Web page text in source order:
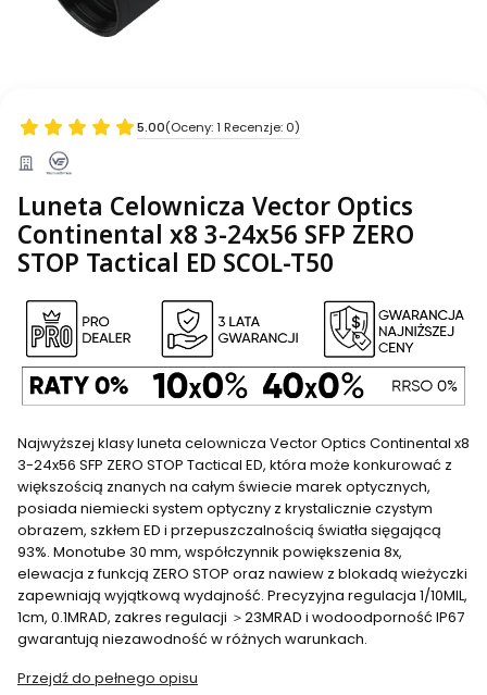
5.00(Oceny: 1 Recenzje: 0)
Luneta Celownicza Vector Optics
Continental x8 3-24x56 SFP ZERO
STOP Tactical ED SCOL-T50
Najwyższej klasy luneta celownicza Vector Optics Continental x8
3-24x56 SFP ZERO STOP Tactical ED, która może konkurować z
większością znanych na całym świecie marek optycznych,
posiada niemiecki system optyczny z krystalicznie czystym
obrazem, szkłem ED i przepuszczalnością światła sięgającą
93%. Monotube 30 mm, współczynnik powiększenia 8x,
elewacja z funkcją ZERO STOP oraz nawiew z blokadą wieżyczki
zapewniają wyjątkową wydajność. Precyzyjna regulacja 1/10MIL,
1cm, 0.1MRAD, zakres regulacji ＞23MRAD i wodoodporność IP67
gwarantują niezawodność w różnych warunkach.
Przejdź do pełnego opisu